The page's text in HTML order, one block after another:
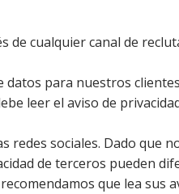
de cualquier canal de
datos para nuestros clientes
leer el aviso de
redes sociales. Dado que
de terceros pueden
que lea sus